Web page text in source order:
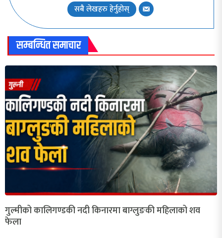
सबै लेखहरु हेर्नुहोस्
सम्बन्धित समाचार
गुल्मीको कालिगण्डकी नदी किनारमा बाग्लुङकी महिलाको शव
फेला